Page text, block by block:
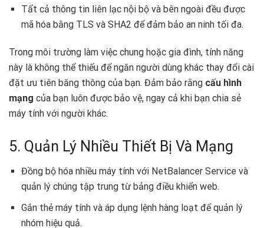
Tất cả thông tin liên lạc nội bộ và bên ngoài đều được
mã hóa bằng TLS và SHA2 để đảm bảo an ninh tối đa.
Trong môi trường làm việc chung hoặc gia đình, tính năng
này là không thể thiếu để ngăn người dùng khác thay đổi cài
đặt ưu tiên băng thông của bạn. Đảm bảo rằng cấu hình
mạng của bạn luôn được bảo vệ, ngay cả khi bạn chia sẻ
máy tính với người khác.
5. Quản Lý Nhiều Thiết Bị Và Mạng
Đồng bộ hóa nhiều máy tính với NetBalancer Service và
quản lý chúng tập trung từ bảng điều khiển web.
Gắn thẻ máy tính và áp dụng lệnh hàng loạt để quản lý
nhóm hiệu quả.